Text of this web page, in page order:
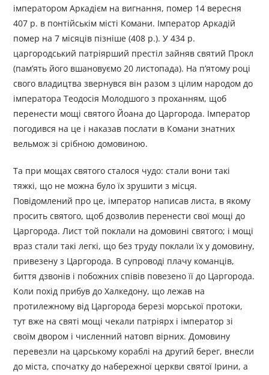
імператором Аркадієм на вигнання, помер 14 вересня
407 р. в понтійськім місті Комани. Імператор Аркадій
помер на 7 місяців пізніше (408 р.). У 434 р.
царгородський патріярший престіл зайняв святий Прокл
(пам’ять його вшановуємо 20 листопада). На п’ятому році
свого владицтва звернувся він разом з цілим народом до
імператора Теодосія Молодшого з проханням, щоб
перенести мощі святого Йоана до Царгорода. Імператор
погодився на це і наказав послати в Комани знатних
вельмож зі срібною домовиною.
Та при мощах святого сталося чудо: стали вони такі
тяжкі, що не можна було їх зрушити з місця.
Повідомлений про це, імператор написав листа, в якому
просить святого, щоб дозволив перенести свої мощі до
Царгорода. Лист той поклали на домовині святого; і мощі
враз стали такі легкі, що без труду поклали їх у домовину,
привезену з Царгорода. В супроводі плачу команців,
биття дзвонів і побожних співів повезено її до Царгорода.
Коли похід прибув до Халкедону, що лежав на
протилежному від Царгорода березі морської протоки,
тут вже на святі мощі чекали патріярх і імператор зі
своїм двором і численний натовп вірних. Домовину
перевезли на царському кораблі на другий берег, внесли
до міста, спочатку до набережної церкви святої Ірини, а